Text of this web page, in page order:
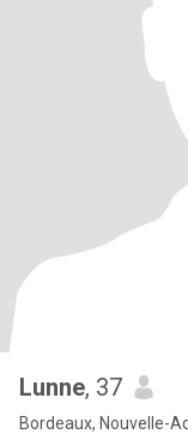
Lunne, 37
Bordeaux, Nouvelle-